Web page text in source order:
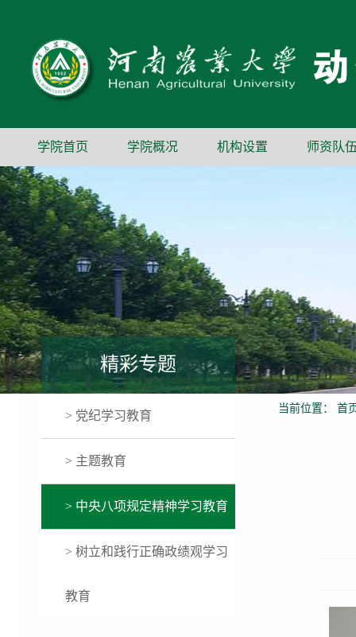
学院首页 学院概况 机构设置 师资队
精彩专题
> 党纪学习教育
> 主题教育
> 中央八项规定精神学习教育
> 树立和践行正确政绩观学习
教育
当前位置： 首